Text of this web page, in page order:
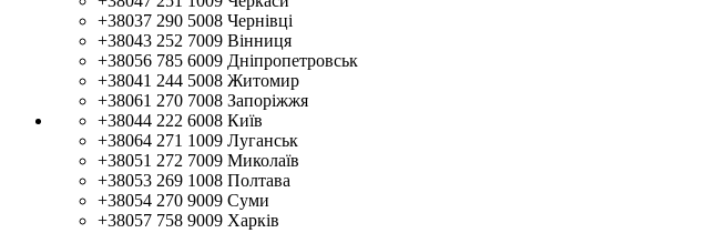
+38037 290 5008 Чернівці
+38043 252 7009 Вінниця
+38056 785 6009 Дніпропетровськ
+38041 244 5008 Житомир
+38061 270 7008 Запоріжжя
+38044 222 6008 Київ
+38064 271 1009 Луганськ
+38051 272 7009 Миколаїв
+38053 269 1008 Полтава
+38054 270 9009 Суми
+38057 758 9009 Харків